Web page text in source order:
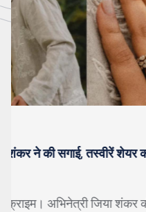
श्रेया कालरा बनी लॉक अप-
मुंबई। करंट क्राइम। 40